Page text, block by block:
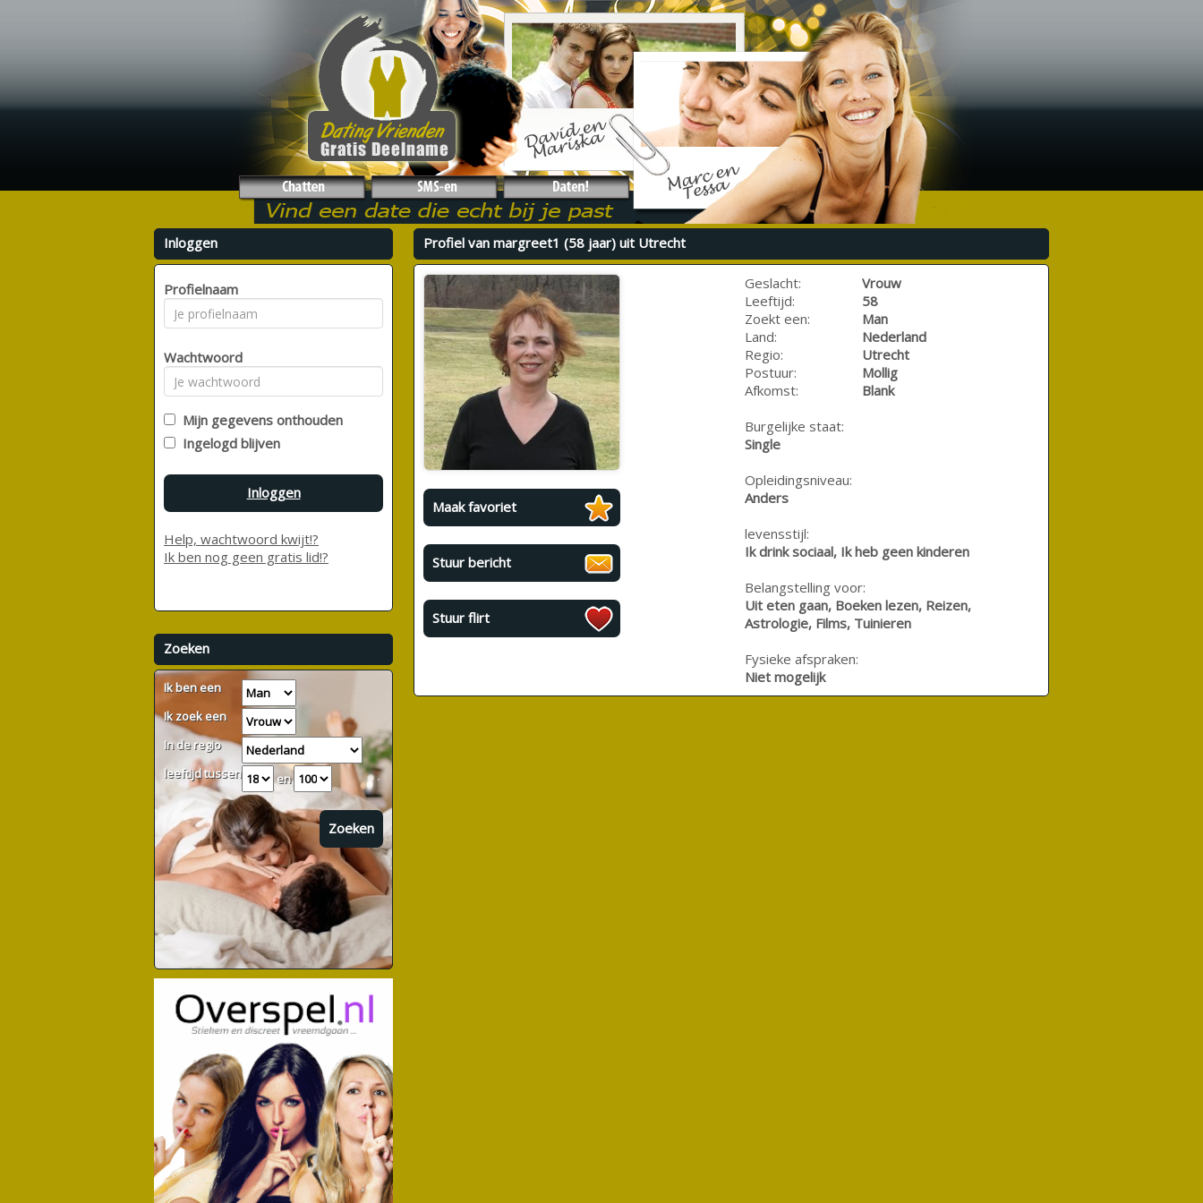
Profiel van margreet1 (58 jaar) uit Utrecht
Maak favoriet
Stuur bericht
Stuur flirt
Geslacht:
Vrouw
Leeftijd:
58
Zoekt een:
Man
Land:
Nederland
Regio:
Utrecht
Postuur:
Mollig
Afkomst:
Blank
Burgelijke staat:
Single
Opleidingsniveau:
Anders
levensstijl:
Ik drink sociaal, Ik heb geen kinderen
Belangstelling voor:
Uit eten gaan, Boeken lezen, Reizen,
Astrologie, Films, Tuinieren
Fysieke afspraken:
Niet mogelijk
Inloggen
Profielnaam
Wachtwoord
Mijn gegevens onthouden
Ingelogd blijven
Inloggen
Help, wachtwoord kwijt!?
Ik ben nog geen gratis lid!?
Zoeken
Ik ben een
Ik zoek een
In de regio
leeftijd tussen
en
Zoeken